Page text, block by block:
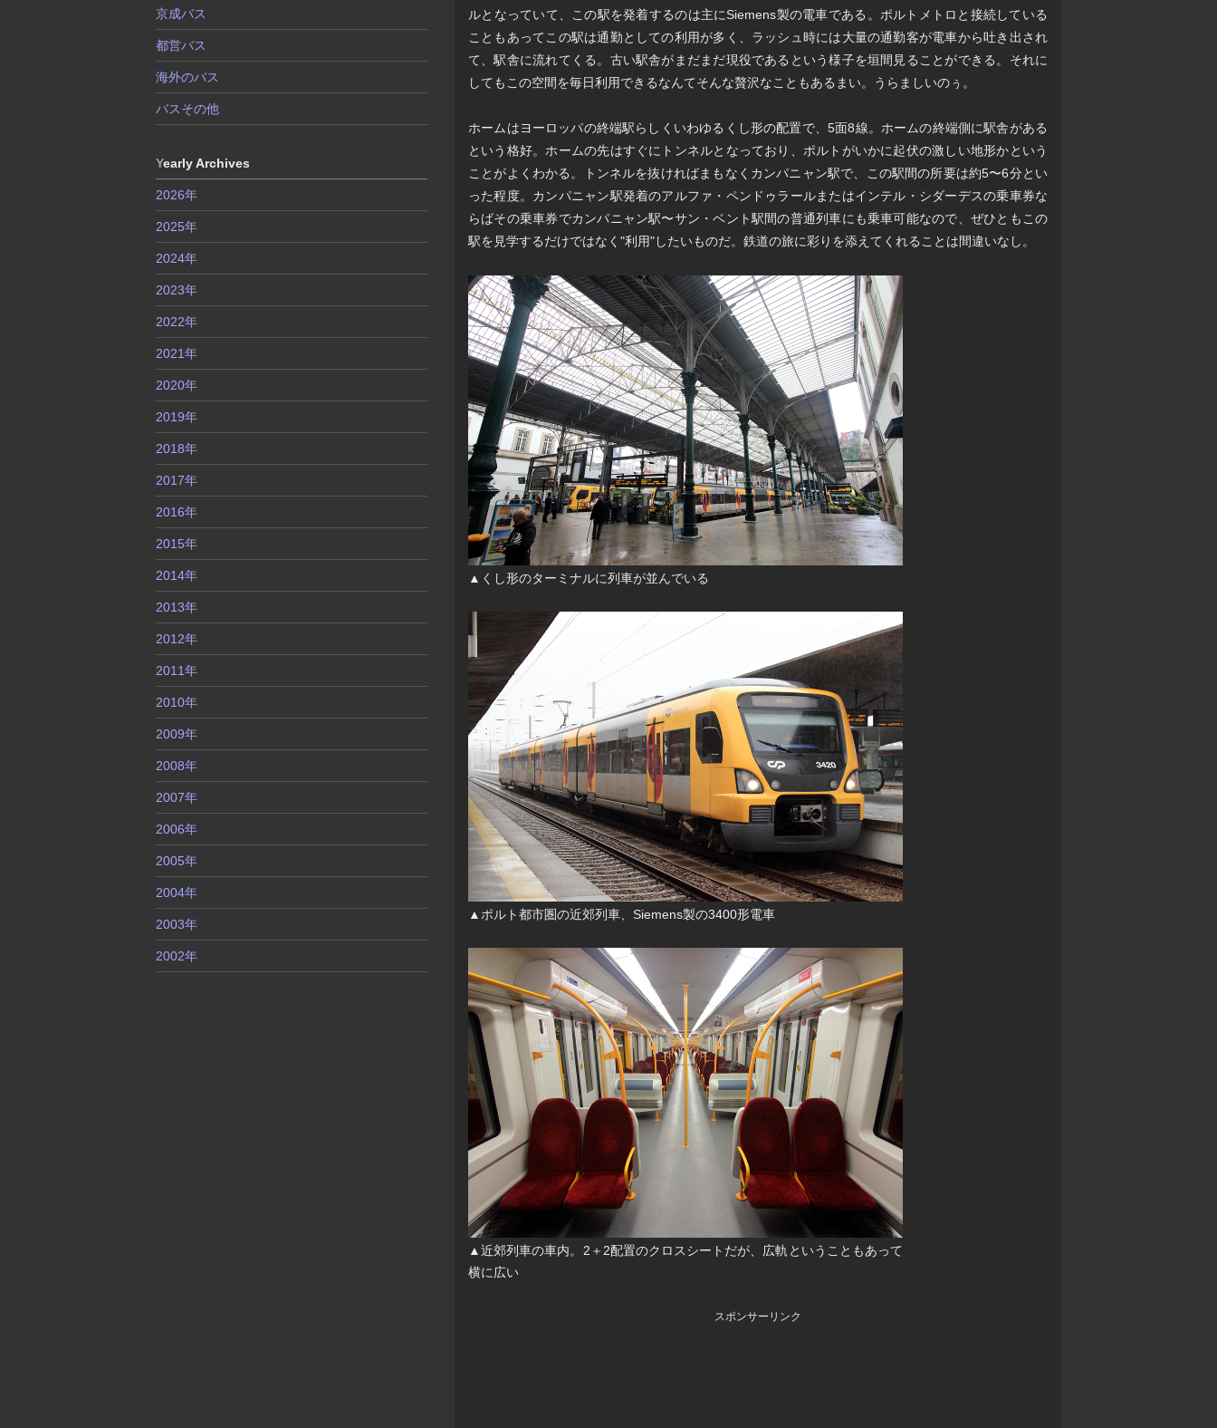
ルとなっていて、この駅を発着するのは主にSiemens製の電車である。ポルトメトロと接続している
こともあってこの駅は通勤としての利用が多く、ラッシュ時には大量の通勤客が電車から吐き出され
て、駅舎に流れてくる。古い駅舎がまだまだ現役であるという様子を垣間見ることができる。それに
してもこの空間を毎日利用できるなんてそんな贅沢なこともあるまい。うらましいのぅ。
ホームはヨーロッパの終端駅らしくいわゆるくし形の配置で、5面8線。ホームの終端側に駅舎がある
という格好。ホームの先はすぐにトンネルとなっており、ポルトがいかに起伏の激しい地形かという
ことがよくわかる。トンネルを抜ければまもなくカンパニャン駅で、この駅間の所要は約5〜6分とい
った程度。カンパニャン駅発着のアルファ・ペンドゥラールまたはインテル・シダーデスの乗車券な
らばその乗車券でカンパニャン駅〜サン・ベント駅間の普通列車にも乗車可能なので、ぜひともこの
駅を見学するだけではなく"利用"したいものだ。鉄道の旅に彩りを添えてくれることは間違いなし。
▲くし形のターミナルに列車が並んでいる
▲ポルト都市圏の近郊列車、Siemens製の3400形電車
▲近郊列車の車内。2＋2配置のクロスシートだが、広軌ということもあって
横に広い
スポンサーリンク
京成バス
都営バス
海外のバス
バスその他
Yearly Archives
2026年
2025年
2024年
2023年
2022年
2021年
2020年
2019年
2018年
2017年
2016年
2015年
2014年
2013年
2012年
2011年
2010年
2009年
2008年
2007年
2006年
2005年
2004年
2003年
2002年